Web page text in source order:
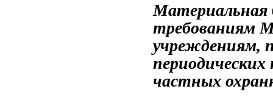
требованиям
учреждениям,
частных